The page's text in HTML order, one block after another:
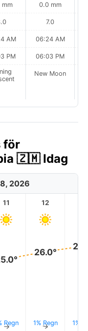
mm
AM
PM
0.0 mm
7.0
06:24 AM
06:03 PM
New Moon
för
🇿🇲 Idag
2026
11
Regn
↑
12
26.0°
1% Regn
↑ 1%